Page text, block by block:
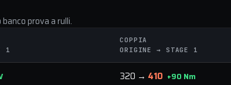
prova a rulli.
1
COPPIA
ORIGINE → STAGE 1
320 → 410 +90 Nm